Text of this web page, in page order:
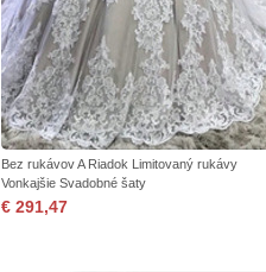
Bez rukávov A Riadok Limitovaný rukávy
Vonkajšie Svadobné šaty
€ 291,47